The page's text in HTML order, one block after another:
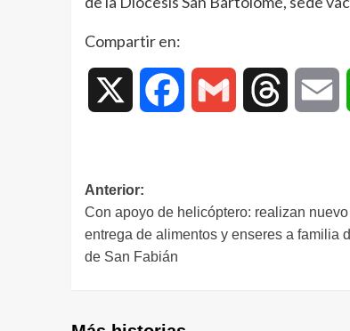
Compartir en:
Facebook Gmail Threads
Anterior:
Con apoyo de helicóptero: realizan
entrega de alimentos y enseres a familia
de San Fabián